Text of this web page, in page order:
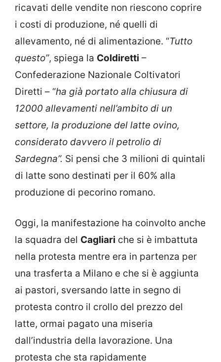
ricavati delle vendite non riescono coprire
i costi di produzione, né quelli di
allevamento, né di alimentazione. “Tutto
questo”, spiega la Coldiretti –
Confederazione Nazionale Coltivatori
Diretti – “ha già portato alla chiusura di
12000 allevamenti nell’ambito di un
settore, la produzione del latte ovino,
considerato davvero il petrolio di
Sardegna”. Si pensi che 3 milioni di quintali
di latte sono destinati per il 60% alla
produzione di pecorino romano.
Oggi, la manifestazione ha coinvolto anche
la squadra del Cagliari che si è imbattuta
nella protesta mentre era in partenza per
una trasferta a Milano e che si è aggiunta
ai pastori, sversando latte in segno di
protesta contro il crollo del prezzo del
latte, ormai pagato una miseria
dall’industria della lavorazione. Una
protesta che sta rapidamente